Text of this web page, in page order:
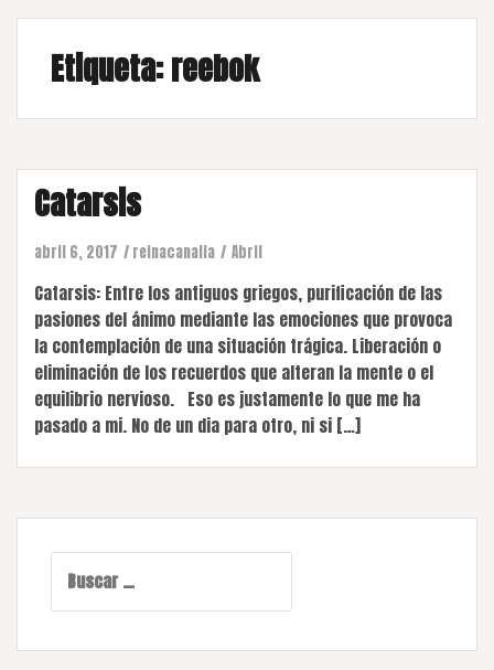
Etiqueta:reebok
Catarsis
abril 6, 2017 reinacanalla Abril
Catarsis: Entre los antiguos griegos, purificación de las
pasiones del ánimo mediante las emociones que provoca
la contemplación de una situación trágica. Liberación o
eliminación de los recuerdos que alteran la mente o el
equilibrio nervioso. Eso es justamente lo que me ha
pasado a mi. No de un dia para otro, ni si […]